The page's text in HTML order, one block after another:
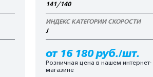
141/140
ИНДЕКС КАТЕГОРИИ СКОРОСТИ
J
от 16 180 руб./шт.
Розничная цена в нашем интернет-
магазине